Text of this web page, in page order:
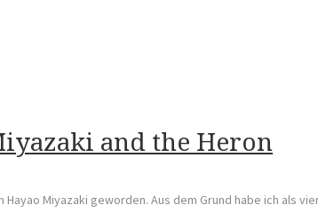
and the Heron
Miyazaki geworden. Aus dem Grund habe ich als